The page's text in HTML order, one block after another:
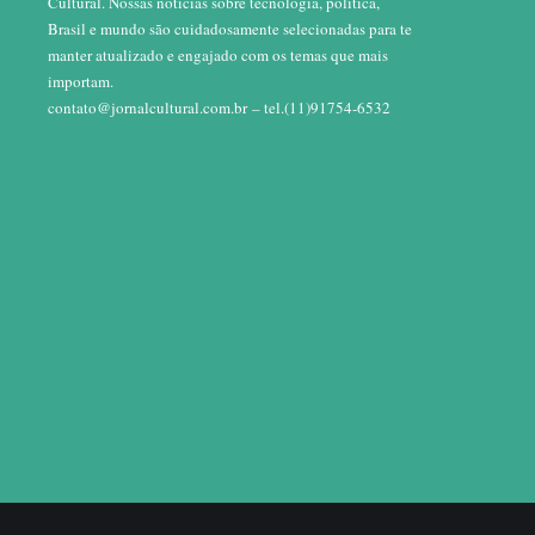
Brasil e mundo são cuidadosamente selecionadas para te
manter atualizado e engajado com os temas que mais
importam.
contato@jornalcultural.com.br– tel.(11)91754-6532